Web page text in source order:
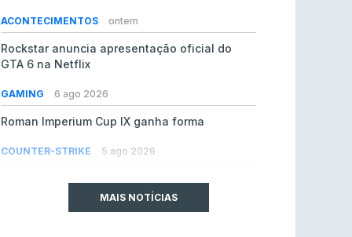
ACONTECIMENTOS ontem
Rockstar anuncia apresentação oficial do
GTA 6 na Netflix
GAMING 6 ago 2026
Roman Imperium Cup IX ganha forma
COUNTER-STRIKE 5 ago 2026
milhões de dólaresMAIS NOTÍCIAS